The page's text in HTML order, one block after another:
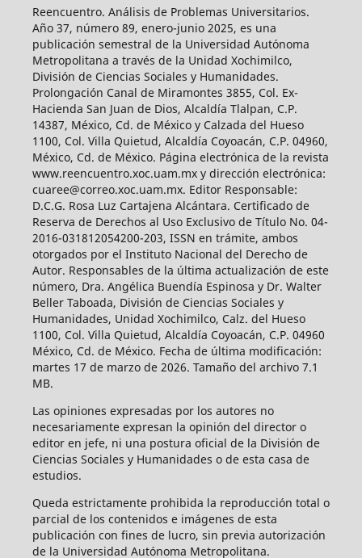
Reencuentro. Análisis de Problemas Universitarios.
Año 37, número 89, enero-junio 2025, es una
publicación semestral de la Universidad Autónoma
Metropolitana a través de la Unidad Xochimilco,
División de Ciencias Sociales y Humanidades.
Prolongación Canal de Miramontes 3855, Col. Ex-
Hacienda San Juan de Dios, Alcaldía Tlalpan, C.P.
14387, México, Cd. de México y Calzada del Hueso
1100, Col. Villa Quietud, Alcaldía Coyoacán, C.P. 04960,
México, Cd. de México. Página electrónica de la revista
www.reencuentro.xoc.uam.mx y dirección electrónica:
cuaree@correo.xoc.uam.mx. Editor Responsable:
D.C.G. Rosa Luz Cartajena Alcántara. Certificado de
Reserva de Derechos al Uso Exclusivo de Título No. 04-
2016-031812054200-203, ISSN en trámite, ambos
otorgados por el Instituto Nacional del Derecho de
Autor. Responsables de la última actualización de este
número, Dra. Angélica Buendía Espinosa y Dr. Walter
Beller Taboada, División de Ciencias Sociales y
Humanidades, Unidad Xochimilco, Calz. del Hueso
1100, Col. Villa Quietud, Alcaldía Coyoacán, C.P. 04960
México, Cd. de México. Fecha de última modificación:
martes 17 de marzo de 2026. Tamaño del archivo 7.1
MB.
Las opiniones expresadas por los autores no
necesariamente expresan la opinión del director o
editor en jefe, ni una postura oficial de la División de
Ciencias Sociales y Humanidades o de esta casa de
estudios.
Queda estrictamente prohibida la reproducción total o
parcial de los contenidos e imágenes de esta
publicación con fines de lucro, sin previa autorización
de la Universidad Autónoma Metropolitana.